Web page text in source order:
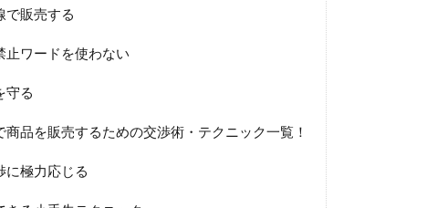
で販売する
止ワードを使わない
守る
商品を販売するための交渉術・テクニック一覧！
に極力応じる